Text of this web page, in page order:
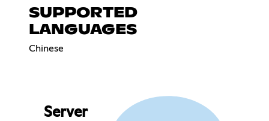
SUPPORTED
LANGUAGES
Chinese
Server